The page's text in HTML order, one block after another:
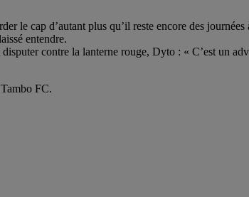
le cap d’autant plus qu’il reste encore des
entendre.
contre la lanterne rouge, Dyto : « C’est un
FC.